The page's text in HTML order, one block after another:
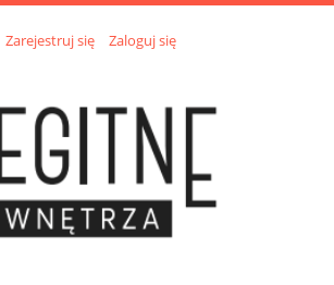
Zarejestruj się Zaloguj się